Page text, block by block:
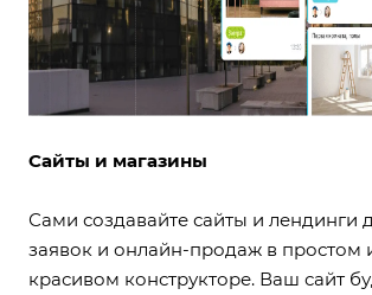
Сайты и магазины
Сами создавайте сайты и лендинги
заявок и онлайн-продаж в простом
красивом конструкторе. Ваш сайт